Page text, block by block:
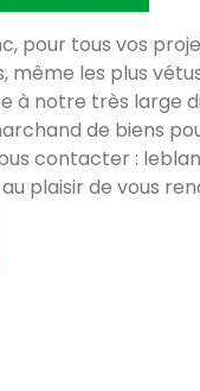
pour tous vos
même les plus
à notre très large
de biens
contacter :
plaisir de vous